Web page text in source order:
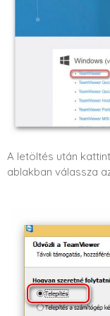
A letöltés után
ablakban válassza